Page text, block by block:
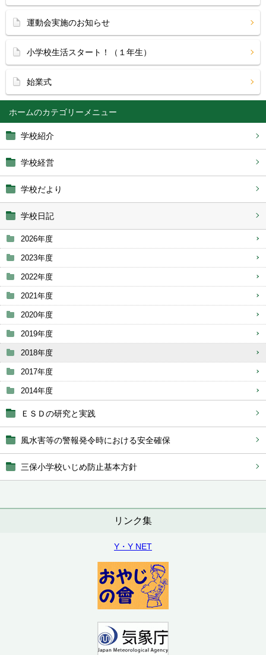
ホーム
学校紹介
学校経営
学校だより
学校日記
2026年度
2023年度
2022年度
2021年度
2020年度
2019年度
2018年度
2017年度
2014年度
ＥＳＤの研究と実践
風水害等の警報発令時における安全確保
三保小学校いじめ防止基本方針
リンク集
Y・Y NET
運動会実施のお知らせ
小学校生活スタート！（１年生）
始業式